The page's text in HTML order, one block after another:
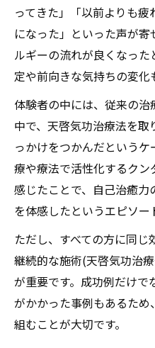
ってきた」「以前よりも
になった」といった声が
ルギーの流れが良くなっ
定や前向きな気持ちの変化
体験者の中には、従来の
中で、天啓気功治療法を
っかけをつかんだという
療や療法で活性化するク
感じたことで、自己治癒
を体感したというエピソー
ただし、すべての方に同じ
継続的な施術(天啓気功治
が重要です。成功例だけ
がかかった事例もあるた
組むことが大切です。